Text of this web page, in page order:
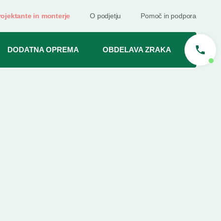
DODATNA OPREMA OBDELAVA ZRAKA
in monterje O podjetju Pomoč in podpora